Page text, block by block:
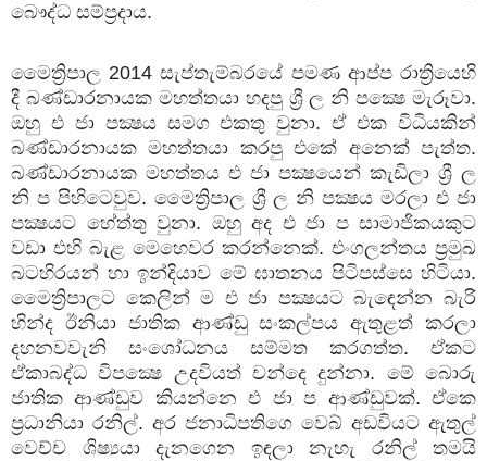
බෞද්ධ සම්ප්‍රදාය.
මෛත්‍රිපාල 2014 සැප්තැම්බරයේ පමණ ආප්ප රාත්‍රියෙහි
දී බණ්ඩාරනායක මහත්තයා හදපු ශ්‍රී ල නි පක්‍ෂෙ මැරූවා.
ඔහු එ ජා පක්‍ෂය සමග එකතු වුනා. ඒ එක විධියකින්
බණ්ඩාරනායක මහත්තයා කරපු එකේ අනෙක් පැත්ත.
බණ්ඩාරනායක මහත්තය එ ජා පක්‍ෂයෙන් කැඩිලා ශ්‍රී ල
නි ප පිහිටෙවුව. මෛත්‍රිපාල ශ්‍රී ල නි පක්‍ෂය මරලා එ ජා
පක්‍ෂයට හේත්තු වුනා. ඔහු අද එ ජා ප සාමාජිකයකුට
වඩා එහි බැළ මෙහෙවර කරන්නෙක්. එංගලන්තය ප්‍රමුඛ
බටහිරයන් හා ඉන්දියාව මේ ඝාතනය පිටිපස්සෙ හිටියා.
මෛත්‍රිපාලට කෙලින් ම එ ජා පක්‍ෂයට බැඳෙන්න බැරි
හින්ද ඊනියා ජාතික ආණ්ඩු සංකල්පය ඇතුළත් කරලා
දහනවවැනි සංශෝධනය සම්මත කරගත්ත. ඒකට
ඒකාබද්ධ විපක්‍ෂෙ උදවියත් චන්දෙ දුන්නා. මේ බොරු
ජාතික ආණ්ඩුව කියන්නෙ එ ජා ප ආණ්ඩුවක්. ඒකෙ
ප්‍රධානියා රනිල්. අර ජනාධිපතිගෙ වෙබ් අඩවියට ඇතුල්
වෙච්ච ශිෂ්‍යයා දැනගෙන ඉඳලා නැහැ රනිල් තමයි